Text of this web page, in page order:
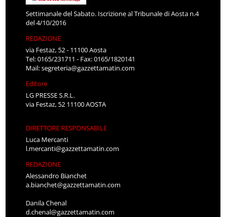
Settimanale del Sabato. Iscrizione al Tribunale di Aosta n.4
del 4/10/2016
REDAZIONE
via Festaz, 52 - 11100 Aosta
Tel: 0165/231711 - Fax: 0165/1820141
Mail:segreteria@gazzettamatin.com
Editore
LG PRESSE S.R.L.
via Festaz, 52 11100 AOSTA
DIRETTORE RESPONSABILE
Luca Mercanti
l.mercanti@gazzettamatin.com
REDAZIONE
Alessandro Bianchet
a.bianchet@gazzettamatin.com
Danila Chenal
d.chenal@gazzettamatin.com